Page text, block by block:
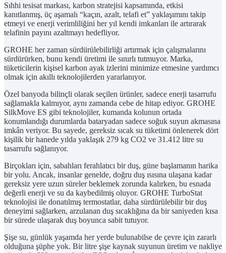
Sıhhi tesisat markası, karbon stratejisi kapsamında, etkisi
kanıtlanmış, üç aşamalı “kaçın, azalt, telafi et” yaklaşımını takip
etmeyi ve enerji verimliliğini her yıl kendi imkanları ile artırarak
telafinin payını azaltmayı hedefliyor.
GROHE her zaman sürdürülebilirliği artırmak için çalışmalarını
sürdürürken, bunu kendi üretimi ile sınırlı tutmuyor. Marka,
tüketicilerin kişisel karbon ayak izlerini minimize etmesine yardımcı
olmak için akıllı teknolojilerden yararlanıyor.
Özel banyoda bilinçli olarak seçilen ürünler, sadece enerji tasarrufu
sağlamakla kalmıyor, aynı zamanda cebe de hitap ediyor. GROHE
SilkMove ES gibi teknolojiler, kumanda kolunun ortada
konumlandığı durumlarda bataryadan sadece soğuk suyun akmasına
imkân veriyor. Bu sayede, gereksiz sıcak su tüketimi önlenerek dört
kişilik bir hanede yılda yaklaşık 279 kg CO2 ve 31.412 litre su
tasarrufu sağlanıyor.
Birçokları için, sabahları ferahlatıcı bir duş, güne başlamanın harika
bir yolu. Ancak, insanlar genelde, doğru duş ısısına ulaşana kadar
gereksiz yere uzun süreler beklemek zorunda kalırken, bu esnada
değerli enerji ve su da kaybedilmiş oluyor. GROHE TurboStat
teknolojisi ile donatılmış termostatlar, daha sürdürülebilir bir duş
deneyimi sağlarken, arzulanan duş sıcaklığına da bir saniyeden kısa
bir sürede ulaşarak duş boyunca sabit tutuyor.
Şişe su, günlük yaşamda her yerde bulunabilse de çevre için zararlı
olduğuna şüphe yok. Bir litre şişe kaynak suyunun üretim ve nakliye